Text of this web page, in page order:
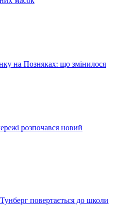
на Позняках: що змінилося
розпочався новий
повертається до школи